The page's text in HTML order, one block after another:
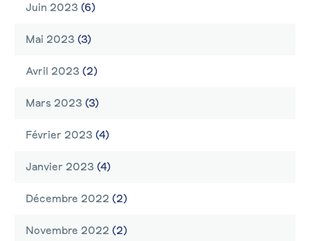
Juin 2023 (6)
Mai 2023 (3)
Avril 2023 (2)
Mars 2023 (3)
Février 2023 (4)
Janvier 2023 (4)
Décembre 2022 (2)
Novembre 2022 (2)